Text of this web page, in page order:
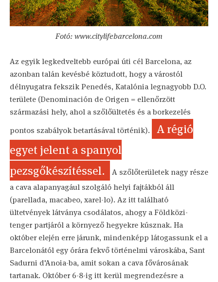
Fotó: www.citylifebarcelona.com
Az egyik legkedveltebb európai úti cél Barcelona, az
azonban talán kevésbé köztudott, hogy a várostól
délnyugatra fekszik Penedés, Katalónia legnagyobb D.O.
területe (Denominación de Origen = ellenőrzött
származási hely, ahol a szőlőültetés és a borkezelés
pontos szabályok betartásával történik).
A régió
egyet jelent a spanyol
pezsgőkészítéssel.
A szőlőterületek nagy része
a cava alapanyagául szolgáló helyi fajtákból áll
(parellada, macabeo, xarel-lo). Az itt található
ültetvények látványa csodálatos, ahogy a Földközi-
tenger partjáról a környező hegyekre kúsznak. Ha
október elején erre járunk, mindenképp látogassunk el a
Barcelonától egy órára fekvő történelmi városkába, Sant
Sadurni d'Anoia-ba, amit sokan a cava fővárosának
tartanak. Október 6-8-ig itt kerül megrendezésre a